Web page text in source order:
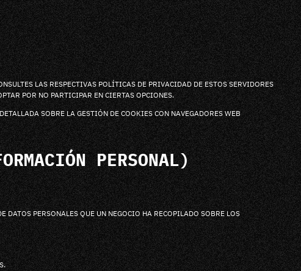
LAS RESPECTIVAS POLÍTICAS DE PRIVACIDAD DE ESTOS SERVIDORES
POR NO PARTICIPAR EN CIERTAS OPCIONES.
SOBRE LA GESTIÓN DE COOKIES CON NAVEGADORES WEB
PERSONAL)
DATOS PERSONALES QUE UN NEGOCIO HA RECOPILADO SOBRE LOS